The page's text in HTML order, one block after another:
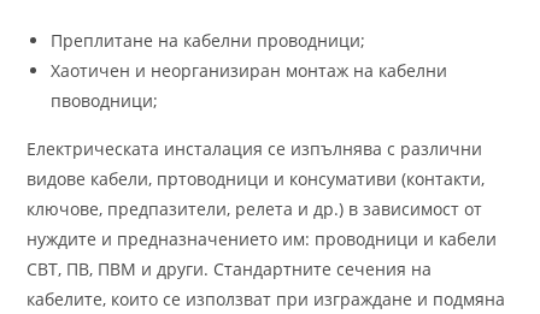
Преплитане на кабелни проводници;
Хаотичен и неорганизиран монтаж на кабелни
пвоводници;
Електрическата инсталация се изпълнява с различни
видове кабели, пртоводници и консумативи (контакти,
ключове, предпазители, релета и др.) в зависимост от
нуждите и предназначението им: проводници и кабели
СВТ, ПВ, ПВМ и други. Стандартните сечения на
кабелите, които се използват при изграждане и подмяна